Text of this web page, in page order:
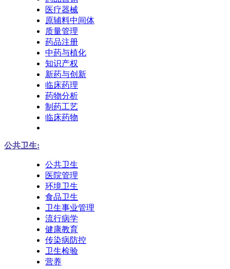
医疗器械
原辅料中间体
质量管理
药品注册
中药与植化
知识产权
新药与创新
临床药理
药物分析
制药工艺
临床药物
公共卫生:
公共卫生
医院管理
环境卫生
食品卫生
卫生事业管理
流行病学
健康教育
传染病防控
卫生检验
营养